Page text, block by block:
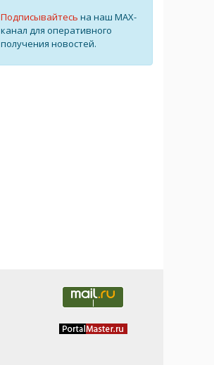
Подписывайтесь на наш MAX-
канал для оперативного
получения новостей.